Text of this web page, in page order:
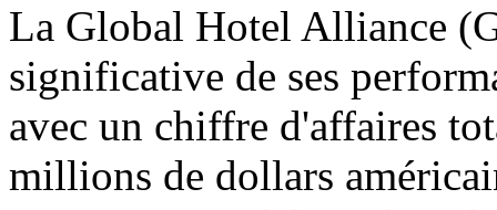
La Global Hotel Alliance
significative de ses
avec un chiffre d'affaires
millions de dollars